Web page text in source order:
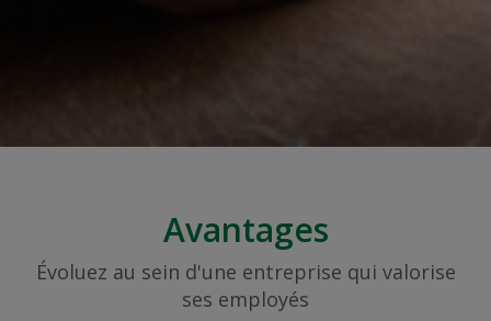
Avantages
Évoluez au sein d'une entreprise qui valorise
ses employés